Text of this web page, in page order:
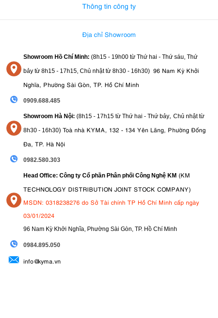
Chụp ảnh đường phố và đời thường
Chân dung môi trường
5. Ưu và nhược điểm của Sony FE 24mm
F1.4 GM
5.1. Ưu điểm
Chất lượng hình ảnh đỉnh cao, sắc nét từ tâm đến rìa
Hiệu ứng bokeh đẹp
Chất lượng xây dựng tuyệt vời với thiết kế chống chịu thời tiết
cao
chức năng tùy chỉnh
Tự động lấy nét nhanh, im lặng với khả năng lấy nét trong điều
kiện ánh sáng yếu tuyệt vời
Nhỏ và nhẹ một cách ấn tượng
5.2. Nhược điểm
Giá thành cao, là một khoản đầu tư lớn
Một số quang sai nhỏ
6. So sánh Sony FE 24mm F1.4 GM với các
Thông tin công ty
Địa chỉ Showroom
Showroom Hồ Chí Minh: (8h15 - 19h00 từ Thứ hai - Thứ sáu, Thứ
bảy từ 8h15 - 17h15, Chủ nhật từ 8h30 - 16h30) 96 Nam Kỳ Khởi
Nghĩa, Phường Sài Gòn, TP. Hồ Chí Minh
0909.688.485
Showroom Hà Nội: (8h15 - 17h15 từ Thứ hai - Thứ bảy, Chủ nhật từ
8h30 - 16h30) Toà nhà KYMA, 132 - 134 Yên Lãng, Phường Đống
Đa, TP. Hà Nội
0982.580.303
Head Office: Công ty Cổ phần Phân phối Công Nghệ KM (KM
TECHNOLOGY DISTRIBUTION JOINT STOCK COMPANY)
MSDN: 0318238276 do Sở Tài chính TP Hồ Chí Minh cấp ngày
03/01/2024
96 Nam Kỳ Khởi Nghĩa, Phường Sài Gòn, TP. Hồ Chí Minh
0984.895.050
info@kyma.vn